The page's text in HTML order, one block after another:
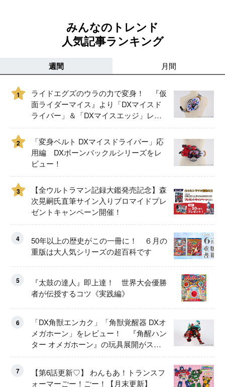
みんなのトレンド
人気記事ランキング
週間 月間
1
ライドエグズのウラの力で変身！ 『仮
面ライダーマイス』より「DXマイスド
ライバー」＆「DXマイスエッジ」レビ
ュー！
2
「変身ベルト DXマイスドライバー」応
用編 DXボーンバックルシリーズをレ
ビュー！
3
【全ウルトラマン記録大鑑発売記念】森
次晃嗣氏直筆サイン入りブロマイドプレ
ゼントキャンペーン開催！
4
50年以上の歴史がこの一冊に！ ６月の
重版は大人気シリーズの超百科です
5
『太鼓の達人』即上達！ 世界大会優勝
者が伝授するコツ《実践編》
6
「DX角獣エンカク」「角獣覚醒器 DXオ
メガホーン」をレビュー！ 『角醒ハン
ター オメガホーン』の玩具展開がスタ
ート！
7
【第6話更新♡】 わんもあ！トランスフ
ォーマーごー！ごー！【月末更新】